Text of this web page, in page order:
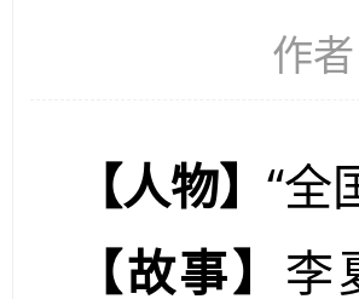
作
【人物】 “全
【故事】 李